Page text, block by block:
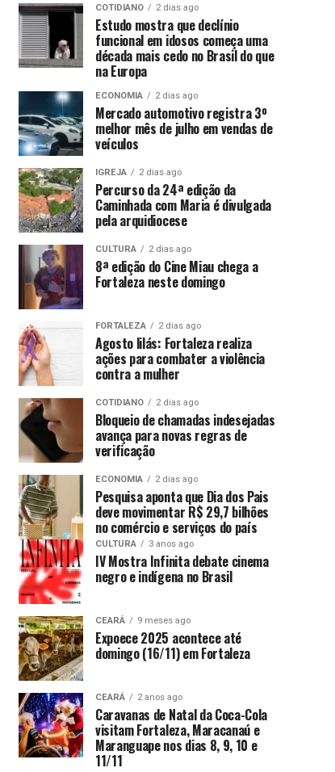
COTIDIANO 2 dias ago
Estudo mostra que declínio
funcional em idosos começa uma
década mais cedo no Brasil do que
na Europa
ECONOMIA 2 dias ago
Mercado automotivo registra 3º
melhor mês de julho em vendas de
veículos
IGREJA 2 dias ago
Percurso da 24ª edição da
Caminhada com Maria é divulgada
pela arquidiocese
CULTURA 2 dias ago
8ª edição do Cine Miau chega a
Fortaleza neste domingo
FORTALEZA 2 dias ago
Agosto lilás: Fortaleza realiza
ações para combater a violência
contra a mulher
COTIDIANO 2 dias ago
Bloqueio de chamadas indesejadas
avança para novas regras de
verificação
ECONOMIA 2 dias ago
Pesquisa aponta que Dia dos Pais
deve movimentar R$ 29,7 bilhões
no comércio e serviços do país
CULTURA 3 anos ago
IV Mostra Infinita debate cinema
negro e indígena no Brasil
CEARÁ 9 meses ago
Expoece 2025 acontece até
domingo (16/11) em Fortaleza
CEARÁ 2 anos ago
Caravanas de Natal da Coca-Cola
visitam Fortaleza, Maracanaú e
Maranguape nos dias 8, 9, 10 e
11/11